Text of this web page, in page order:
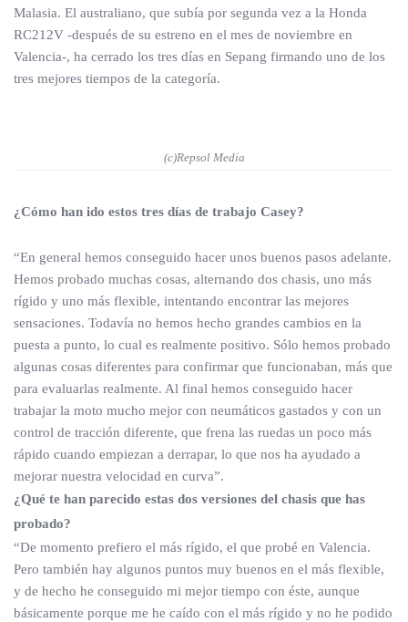
Malasia. El australiano, que subía por segunda vez a la Honda
RC212V -después de su estreno en el mes de noviembre en
Valencia-, ha cerrado los tres días en Sepang firmando uno de los
tres mejores tiempos de la categoría.
(c)Repsol Media
¿Cómo han ido estos tres días de trabajo Casey?
“En general hemos conseguido hacer unos buenos pasos adelante.
Hemos probado muchas cosas, alternando dos chasis, uno más
rígido y uno más flexible, intentando encontrar las mejores
sensaciones. Todavía no hemos hecho grandes cambios en la
puesta a punto, lo cual es realmente positivo. Sólo hemos probado
algunas cosas diferentes para confirmar que funcionaban, más que
para evaluarlas realmente. Al final hemos conseguido hacer
trabajar la moto mucho mejor con neumáticos gastados y con un
control de tracción diferente, que frena las ruedas un poco más
rápido cuando empiezan a derrapar, lo que nos ha ayudado a
mejorar nuestra velocidad en curva”.
¿Qué te han parecido estas dos versiones del chasis que has
probado?
“De momento prefiero el más rígido, el que probé en Valencia.
Pero también hay algunos puntos muy buenos en el más flexible,
y de hecho he conseguido mi mejor tiempo con éste, aunque
básicamente porque me he caído con el más rígido y no he podido